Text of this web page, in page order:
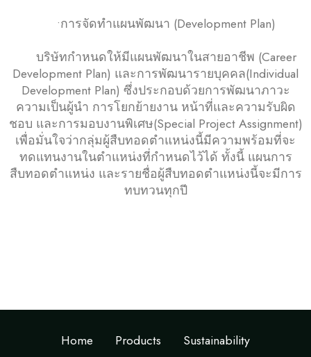
•การจัดทำแผนพัฒนา (Development Plan)
บริษัทกำหนดให้มีแผนพัฒนาในสายอาชีพ (Career
Development Plan) และการพัฒนารายบุคคล(Individual
Development Plan) ซึ่งประกอบด้วยการพัฒนาภาวะ
ความเป็นผู้นำ การโยกย้ายงาน หน้าที่และความรับผิด
ชอบ และการมอบงานพิเศษ(Special Project Assignment)
เพื่อมั่นใจว่ากลุ่มผู้สืบทอดตำแหน่งนี้มีความพร้อมที่จะ
ทดแทนงานในตำแหน่งที่กำหนดไว้ได้ ทั้งนี้ แผนการ
สืบทอดตำแหน่ง และรายชื่อผู้สืบทอดตำแหน่งนี้จะมีการ
ทบทวนทุกปี
Home Products Sustainability